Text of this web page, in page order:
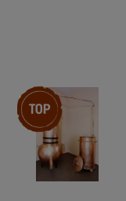
confezione